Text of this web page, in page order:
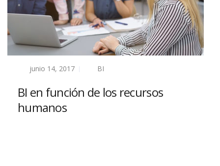
junio 14, 2017 BI
BI en función de los recursos
humanos